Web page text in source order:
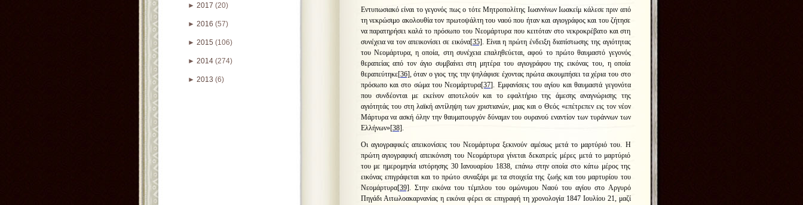
► 2017 (20)
► 2016 (57)
► 2015 (106)
► 2014 (274)
► 2013 (6)
Εντυπωσιακό είναι το γεγονός πως ο τότε Μητροπολίτης Ιωαννίνων Ιωακείμ κάλεσε πριν από
τη νεκρώσιμο ακολουθία τον πρωτοψάλτη του ναού που ήταν και αγιογράφος και του ζήτησε
να παρατηρήσει καλά το πρόσωπο του Νεομάρτυρα που κειτόταν στο νεκροκρέβατο και στη
συνέχεια να τον απεικονίσει σε εικόνα[35]. Είναι η πρώτη ένδειξη διαπίστωσης της αγιότητας
του Νεομάρτυρα, η οποία, στη συνέχεια επαληθεύεται, αφού το πρώτο θαυμαστό γεγονός
θεραπείας από τον άγιο συμβαίνει στη μητέρα του αγιογράφου της εικόνας του, η οποία
θεραπεύτηκε[36], όταν ο γιος της την ψηλάφισε έχοντας πρώτα ακουμπήσει τα χέρια του στο
πρόσωπο και στο σώμα του Νεομάρτυρα[37]. Εμφανίσεις του αγίου και θαυμαστά γεγονότα
που συνδέονται με εκείνον αποτελούν και το εφαλτήριο της άμεσης αναγνώρισης της
αγιότητάς του στη λαϊκή αντίληψη των χριστιανών, μιας και ο Θεός «επέτρεπεν εις τον νέον
Μάρτυρα να ασκή όλην την θαυματουργόν δύναμιν του ουρανού εναντίον των τυράννων των
Ελλήνων»[38].
Οι αγιογραφικές απεικονίσεις του Νεομάρτυρα ξεκινούν αμέσως μετά το μαρτύριό του. Η
πρώτη αγιογραφική απεικόνιση του Νεομάρτυρα γίνεται δεκατρείς μέρες μετά το μαρτύριό
του με ημερομηνία ιστόρησης 30 Ιανουαρίου 1838, επάνω στην οποία στο κάτω μέρος της
εικόνας επιγράφεται και το πρώτο συναξάρι με τα στοιχεία της ζωής και του μαρτυρίου του
Νεομάρτυρα[39]. Στην εικόνα του τέμπλου του ομώνυμου Ναού του αγίου στο Αργυρό
Πηγάδι Αιτωλοακαρνανίας η εικόνα φέρει σε επιγραφή τη χρονολογία 1847 Ιουλίου 21, μαζί